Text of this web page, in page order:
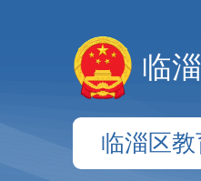
临
临淄区